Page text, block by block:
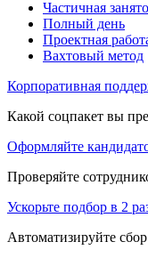
Частичная
Полный день
Проектная
Вахтовый метод
Корпоративная
Какой соцпакет вы
Оформляйте
Проверяйте
Ускорьте подбор в 2
Автоматизируйте